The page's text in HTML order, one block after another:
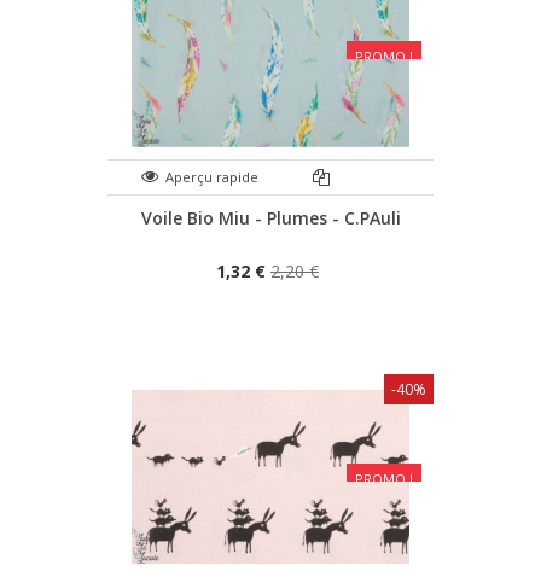
PROMO !
Aperçu rapide
Voile Bio Miu - Plumes - C.PAuli
1,32 € 2,20 €
PROMO !
-40%